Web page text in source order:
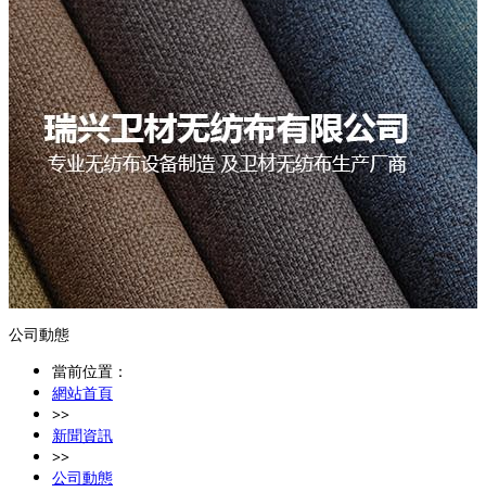
公司動態
當前位置：
網站首頁
>>
新聞資訊
>>
公司動態